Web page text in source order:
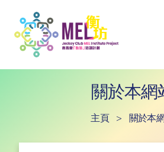
關於本網
主頁 > 關於本